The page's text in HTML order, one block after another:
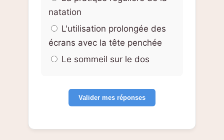
natation
L'utilisation prolongée des
écrans avec la tête penchée
Le sommeil sur le dos
Valider mes réponses